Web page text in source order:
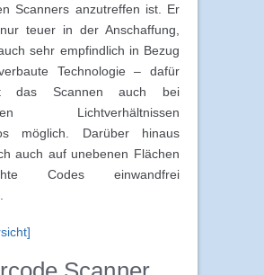
Scanners anzutreffen ist. Er
teuer in der Anschaffung,
sehr empfindlich in Bezug
Technologie – dafür
das Scannen auch bei
Lichtverhältnissen
möglich. Darüber hinaus
auch auf unebenen Flächen
Codes einwandfrei